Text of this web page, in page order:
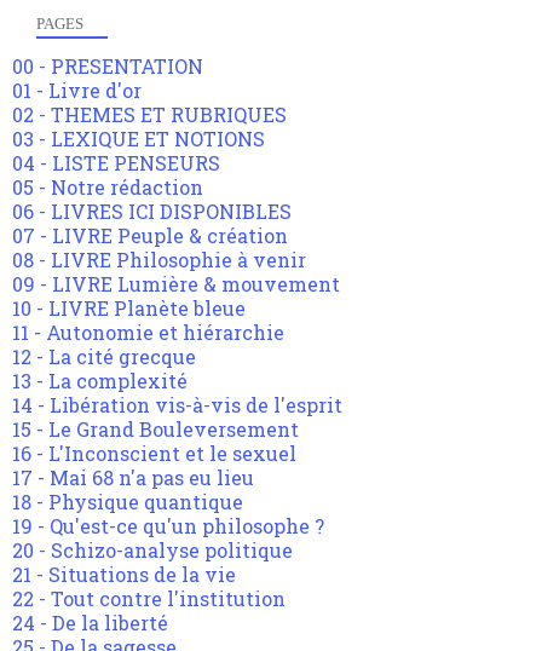
PAGES
00 - PRESENTATION
01 - Livre d'or
02 - THEMES ET RUBRIQUES
03 - LEXIQUE ET NOTIONS
04 - LISTE PENSEURS
05 - Notre rédaction
06 - LIVRES ICI DISPONIBLES
07 - LIVRE Peuple & création
08 - LIVRE Philosophie à venir
09 - LIVRE Lumière & mouvement
10 - LIVRE Planète bleue
11 - Autonomie et hiérarchie
12 - La cité grecque
13 - La complexité
14 - Libération vis-à-vis de l'esprit
15 - Le Grand Bouleversement
16 - L'Inconscient et le sexuel
17 - Mai 68 n'a pas eu lieu
18 - Physique quantique
19 - Qu'est-ce qu'un philosophe ?
20 - Schizo-analyse politique
21 - Situations de la vie
22 - Tout contre l'institution
24 - De la liberté